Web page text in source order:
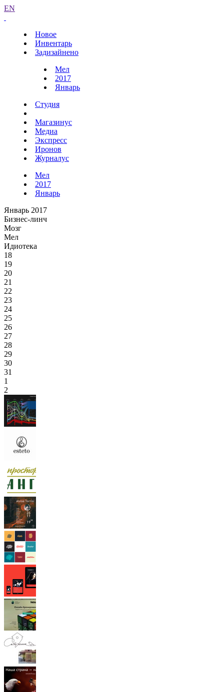
EN
Новое
Инвентарь
Задизайнено
Мел
2017
Январь
Студия
Магазинус
Медиа
Экспресс
Иронов
Журналус
Мел
2017
Январь
Январь 2017
Бизнес-линч
Мозг
Мел
Идиотека
18
19
20
21
22
23
24
25
26
27
28
29
30
31
1
2